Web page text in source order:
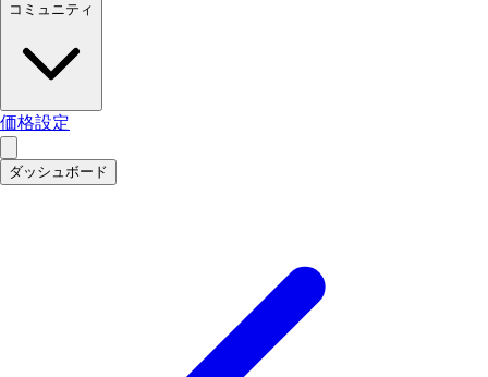
コミュニティ
価格設定
ダッシュボード